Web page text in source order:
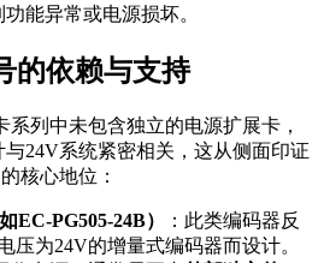
能异常或电源损坏。
的依赖与支持
系列中未包含独立的电源扩展卡，
24V系统紧密相关，这从侧面印证
核心地位：
EC-PG505-24B）
：此类编码器反
压为24V的增量式编码器而设计。